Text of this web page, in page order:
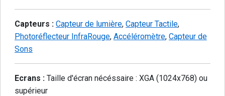
Capteurs : Capteur de lumière, Capteur Tactile,
Photoréflecteur InfraRouge, Accéléromètre, Capteur de
Sons
Ecrans : Taille d'écran nécéssaire : XGA (1024x768) ou
supérieur